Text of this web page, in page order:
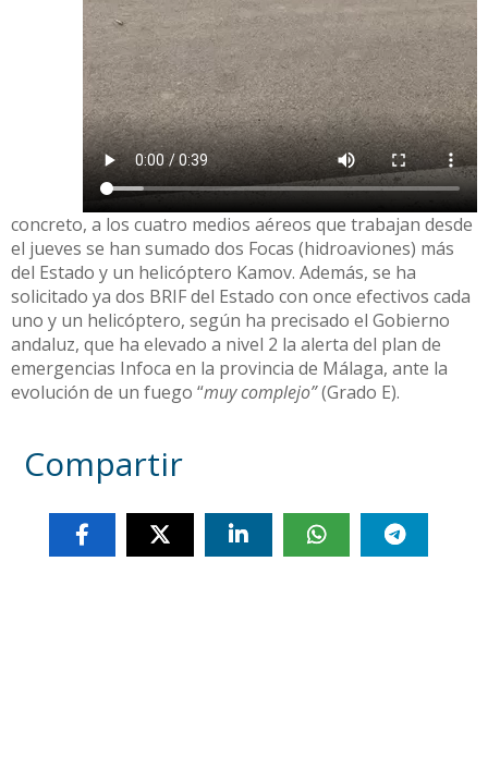
concreto, a los cuatro medios aéreos que trabajan desde
el jueves se han sumado dos Focas (hidroaviones) más
del Estado y un helicóptero Kamov. Además, se ha
solicitado ya dos BRIF del Estado con once efectivos cada
uno y un helicóptero, según ha precisado el Gobierno
andaluz, que ha elevado a nivel 2 la alerta del plan de
emergencias Infoca en la provincia de Málaga, ante la
evolución de un fuego “muy complejo”(Grado E).
Compartir